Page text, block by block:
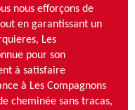
nous efforçons de
en garantissant un
Les
pour son
à satisfaire
à Les Compagnons
cheminée sans tracas,